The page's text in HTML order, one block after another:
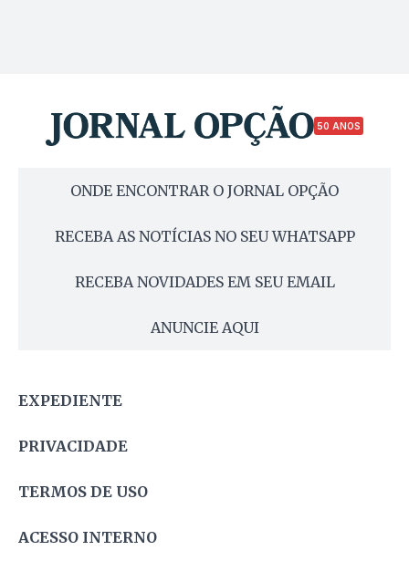
50 ANOS
ONDE ENCONTRAR O JORNAL OPÇÃO
RECEBA AS NOTÍCIAS NO SEU WHATSAPP
RECEBA NOVIDADES EM SEU EMAIL
ANUNCIE AQUI
EXPEDIENTE
PRIVACIDADE
TERMOS DE USO
ACESSO INTERNO